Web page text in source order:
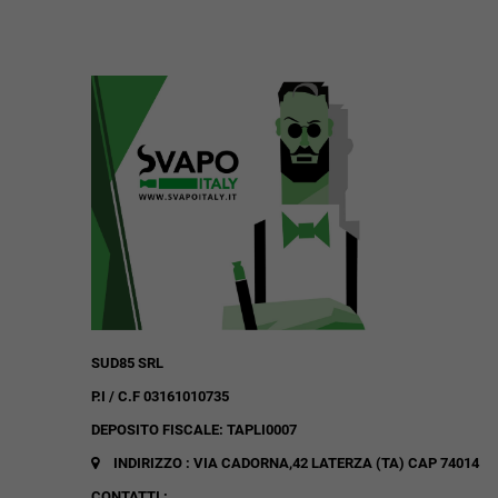
SUD85 SRL
P.I / C.F 03161010735
DEPOSITO FISCALE: TAPLI0007
INDIRIZZO : VIA CADORNA,42 LATERZA (TA) CAP 74014